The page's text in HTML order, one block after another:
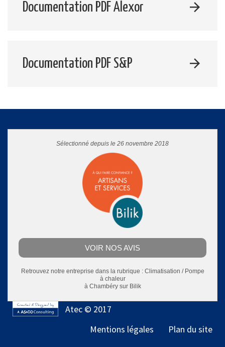
Documentation PDF Alexor
Documentation PDF S&P
Sélectionné depuis le 26 novembre 2018
VOIR NOS AVIS
Retrouvez notre entreprise dans la rubrique : Climatisation / Pompe
à chaleur
à Chambérysur Bilik
Atec © 2017
Mentions légales
Plan du site